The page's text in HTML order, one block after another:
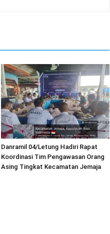
Danramil 04/Letung Hadiri Rapat
Koordinasi Tim Pengawasan Orang
Asing Tingkat Kecamatan Jemaja